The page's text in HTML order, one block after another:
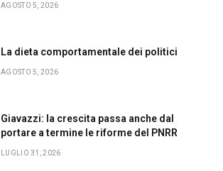
AGOSTO 5, 2026
La dieta comportamentale dei politici
AGOSTO 5, 2026
Giavazzi: la crescita passa anche dal
portare a termine le riforme del PNRR
LUGLIO 31, 2026